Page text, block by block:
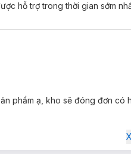
hỗ trợ trong thời gian sớm
phẩm ạ, kho sẽ đóng đơn có